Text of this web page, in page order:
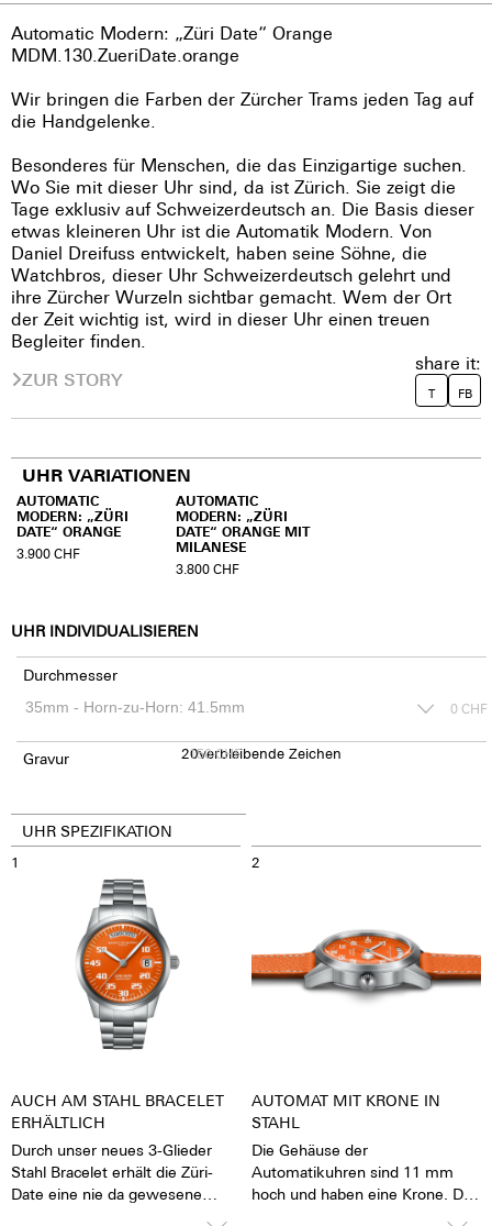
Automatic Modern: „Züri Date“ Orange
MDM.130.ZueriDate.orange
Wir bringen die Farben der Zürcher Trams jeden Tag auf
die Handgelenke.
Besonderes für Menschen, die das Einzigartige suchen.
Wo Sie mit dieser Uhr sind, da ist Zürich. Sie zeigt die
Tage exklusiv auf Schweizerdeutsch an. Die Basis dieser
etwas kleineren Uhr ist die Automatik Modern. Von
Daniel Dreifuss entwickelt, haben seine Söhne, die
Watchbros, dieser Uhr Schweizerdeutsch gelehrt und
ihre Zürcher Wurzeln sichtbar gemacht. Wem der Ort
der Zeit wichtig ist, wird in dieser Uhr einen treuen
Begleiter finden.
ZUR STORY
share it:
T FB
UHR VARIATIONEN
AUTOMATIC
MODERN: „ZÜRI
DATE“ ORANGE
3.900CHF
AUTOMATIC
MODERN: „ZÜRI
DATE“ ORANGE MIT
MILANESE
3.800 CHF
UHR INDIVIDUALISIEREN
Durchmesser
0 CHF
Gravur 150CHF
20verbleibende Zeichen
UHR SPEZIFIKATION
1
AUCH AM STAHL BRACELET
ERHÄLTLICH
Durch unser neues 3-Glieder
Stahl Bracelet erhält die Züri-
Date eine nie da gewesene
2
AUTOMAT MIT KRONE IN
STAHL
Die Gehäuse der
Automatikuhren sind 11 mm
hoch und haben eine Krone. Die